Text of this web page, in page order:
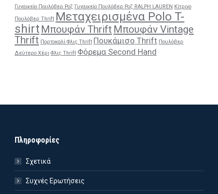
Γυναικείο Πουλόβερ Ροζ Γυναικείο Πουλόβερ Ροζ RALPH LAUREN Κίτρινο
Πουλόβερ Thrift Μεταχειρισμένα Polo T-
shirt Μπουφάν Thrift Μπουφάν Vintage
Thrift Πορτοκαλί Φλις Thrift Πουκάμισο Thrift Πουλόβερ
Δεύτερο Χέρι Φλις Thrift Φόρεμα Second Hand
Πληροφορίες
Σχετικά
Συχνές Ερωτήσεις